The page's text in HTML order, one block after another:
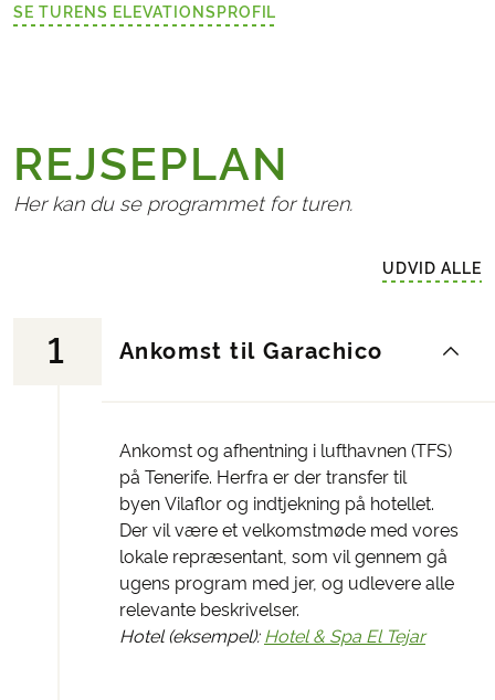
SE TURENS ELEVATIONSPROFIL
REJSEPLAN
Her kan du se programmet for turen.
UDVID ALLE
1 Ankomst til Garachico
Ankomst og afhentning i lufthavnen (TFS)
på Tenerife. Herfra er der transfer til
byen Vilaflor og indtjekning på hotellet.
Der vil være et velkomstmøde med vores
lokale repræsentant, som vil gennem gå
ugens program med jer, og udlevere alle
relevante beskrivelser.
Hotel (eksempel): Hotel & Spa El Tejar